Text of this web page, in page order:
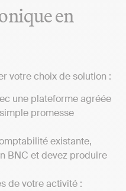
en
votre choix de solution :
une plateforme agréée
promesse
existante,
BNC et devez produire
de votre activité :